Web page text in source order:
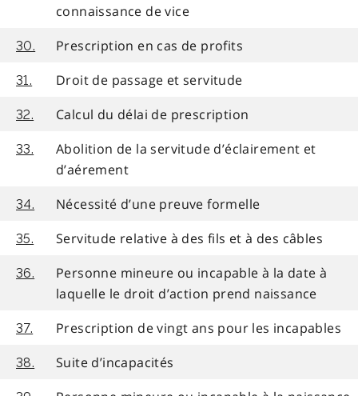
connaissance de vice
30. Prescription en cas de profits
31. Droit de passage et servitude
32. Calcul du délai de prescription
33.
Abolition de la servitude d’éclairement et
d’aérement
34. Nécessité d’une preuve formelle
35. Servitude relative à des fils et à des câbles
36.
Personne mineure ou incapable à la date à
laquelle le droit d’action prend naissance
37. Prescription de vingt ans pour les incapables
38. Suite d’incapacités